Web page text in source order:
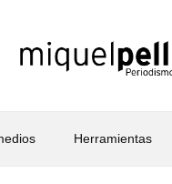
Herramientas